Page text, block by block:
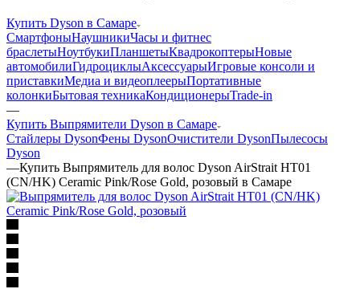
Купить Dyson в Самаре
СмартфоныНаушникиЧасы и фитнес
браслетыНоутбукиПланшетыКвадрокоптерыНовые
автомобилиГидроциклыАксессуарыИгровые консоли и
приставкиМедиа и видеоплеерыПортативные
колонкиБытовая техникаКондиционерыTrade-in
—
Купить Выпрямители Dyson в Самаре
Стайлеры DysonФены DysonОчистители DysonПылесосы
Dyson
—Купить Выпрямитель для волос Dyson AirStrait HT01
(CN/HK) Ceramic Pink/Rose Gold, розовый в Самаре